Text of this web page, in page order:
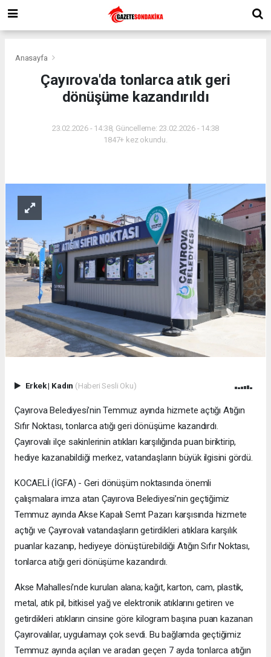
Anasayfa
Çayırova'da tonlarca atık geri
dönüşüme kazandırıldı
23.02.2026 - 14:38, Güncelleme: 23.02.2026 - 14:38
1847+ kez okundu.
Erkek| Kadın (Haberi Sesli Oku)
Çayırova Belediyesi’nin Temmuz ayında hizmete açtığı Atığın
Sıfır Noktası, tonlarca atığı geri dönüşüme kazandırdı.
Çayırovalı ilçe sakinlerinin atıkları karşılığında puan biriktirip,
hediye kazanabildiği merkez, vatandaşların büyük ilgisini gördü.
KOCAELİ (İGFA) - Geri dönüşüm noktasında önemli
çalışmalara imza atan Çayırova Belediyesi’nin geçtiğimiz
Temmuz ayında Akse Kapalı Semt Pazarı karşısında hizmete
açtığı ve Çayırovalı vatandaşların getirdikleri atıklara karşılık
puanlar kazanıp, hediyeye dönüştürebildiği Atığın Sıfır Noktası,
tonlarca atığı geri dönüşüme kazandırdı.
Akse Mahallesi’nde kurulan alana; kağıt, karton, cam, plastik,
metal, atık pil, bitkisel yağ ve elektronik atıklarını getiren ve
getirdikleri atıkların cinsine göre kilogram başına puan kazanan
Çayırovalılar, uygulamayı çok sevdi. Bu bağlamda geçtiğimiz
Temmuz ayında açılan ve aradan geçen 7 ayda tonlarca atığın